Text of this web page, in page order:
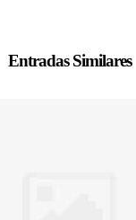
Entradas Similares